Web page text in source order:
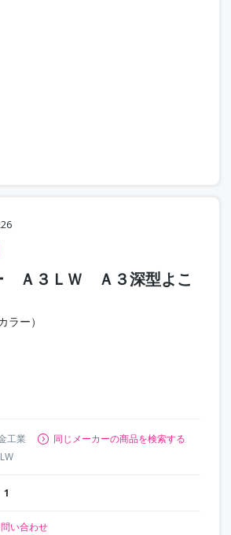
Ａ３ＬＷ Ａ３深型よこ
ー）
工業
同じメーカーの商品を検索する
1
い合わせ